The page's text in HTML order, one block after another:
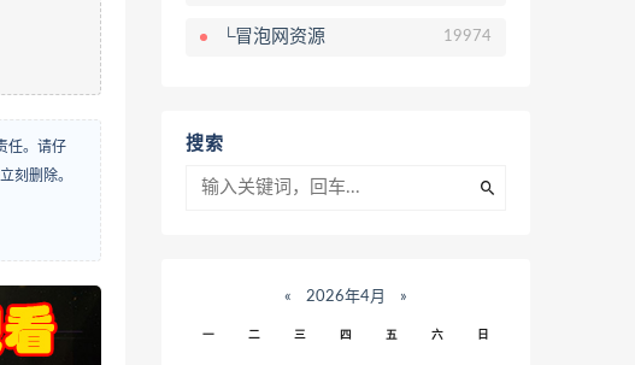
任。请仔
刻删除。
└冒泡网资源 19974
搜索
« 2026年4月 »
一 二 三 四 五 六 日